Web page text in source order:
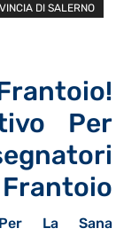
DI SALERNO
Per
La Sana